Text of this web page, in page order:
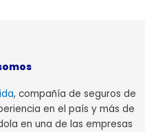
, compañía de seguros de
en el país y más de
en una de las empresas